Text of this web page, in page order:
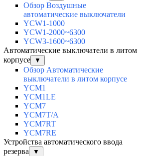
Обзор Воздушные
автоматические выключатели
YCW1-1000
YCW1-2000~6300
YCW3-1600~6300
Автоматические выключатели в литом
корпусе
▼
Обзор Автоматические
выключатели в литом корпусе
YCM1
YCM1LE
YCM7
YCM7T/A
YCM7RT
YCM7RE
Устройства автоматического ввода
резерва
▼